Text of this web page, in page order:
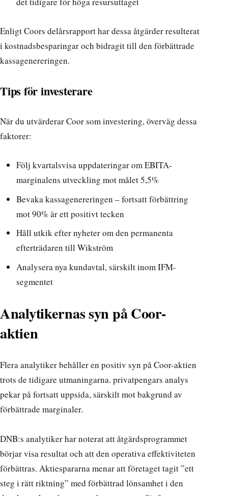
EnligtCoors delårsrapporthar dessa åtgärder resulterat
i kostnadsbesparingar och bidragit till den förbättrade
kassagenereringen.
Tips för investerare
När du utvärderar Coor som investering, överväg dessa
faktorer:
Följ kvartalsvisa uppdateringar om EBITA-
marginalens utveckling mot målet 5,5%
Bevaka kassagenereringen – fortsatt förbättring
mot 90% är ett positivt tecken
Håll utkik efter nyheter om den permanenta
efterträdaren till Wikström
Analysera nya kundavtal, särskilt inom IFM-
segmentet
Analytikernas syn på Coor-
aktien
Flera analytiker behåller en positiv syn på Coor-aktien
trots de tidigare utmaningarna. privatpengars analys
pekar på fortsatt uppsida, särskilt mot bakgrund av
förbättrade marginaler.
DNB:s analytiker har noterat att åtgärdsprogrammet
börjar visa resultat och att den operativa effektiviteten
förbättras. Aktiespararna menaratt företaget tagit ”ett
steg i rätt riktning” med förbättrad lönsamhet i den